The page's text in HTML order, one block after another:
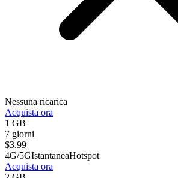
Nessuna ricarica
Acquista ora
1 GB
7 giorni
$3.99
4G/5GIstantaneaHotspot
Acquista ora